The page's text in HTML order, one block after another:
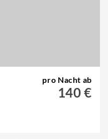
pro Nacht ab
140 €